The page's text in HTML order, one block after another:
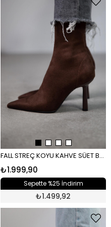
FALL STREÇ KOYU KAHVE SÜET BOT KAHVE
₺1.999,90
Sepette %25 İndirim
₺1.499,92